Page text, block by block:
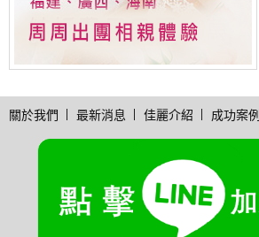
關於我們 最新消息 佳麗介紹 成功案例